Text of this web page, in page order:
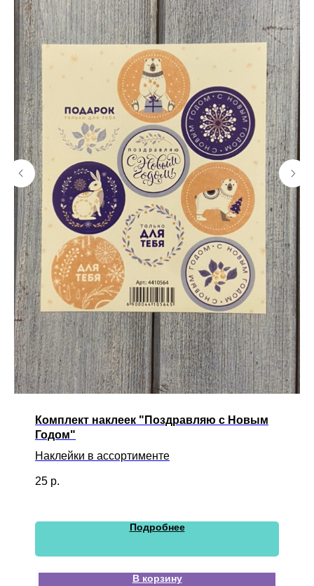
Комплект наклеек "Поздравляю с Новым
Годом"
Наклейки в ассортименте
25 р.
Подробнее
В корзину